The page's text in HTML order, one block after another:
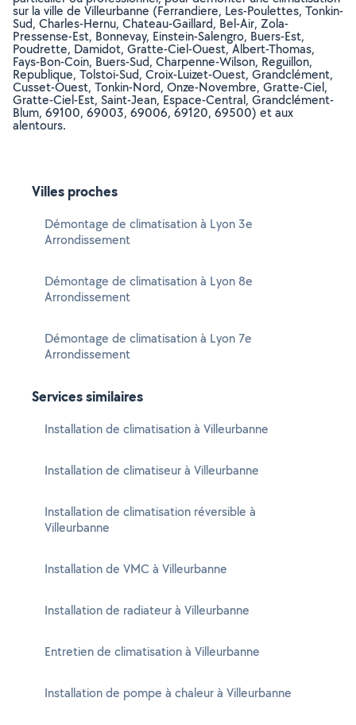
sur la ville de Villeurbanne (Ferrandiere, Les-Poulettes, Tonkin-
Sud, Charles-Hernu, Chateau-Gaillard, Bel-Air, Zola-
Pressense-Est, Bonnevay, Einstein-Salengro, Buers-Est,
Poudrette, Damidot, Gratte-Ciel-Ouest, Albert-Thomas,
Fays-Bon-Coin, Buers-Sud, Charpenne-Wilson, Reguillon,
Republique, Tolstoi-Sud, Croix-Luizet-Ouest, Grandclément,
Cusset-Ouest, Tonkin-Nord, Onze-Novembre, Gratte-Ciel,
Gratte-Ciel-Est, Saint-Jean, Espace-Central, Grandclément-
Blum, 69100, 69003, 69006, 69120, 69500) et aux
alentours.
Villes proches
Démontage de climatisation à Lyon 3e
Arrondissement
Démontage de climatisation à Lyon 8e
Arrondissement
Démontage de climatisation à Lyon 7e
Arrondissement
Services similaires
Installation de climatisation à Villeurbanne
Installation de climatiseur à Villeurbanne
Installation de climatisation réversible à
Villeurbanne
Installation de VMC à Villeurbanne
Installation de radiateur à Villeurbanne
Entretien de climatisation à Villeurbanne
Installation de pompe à chaleur à Villeurbanne